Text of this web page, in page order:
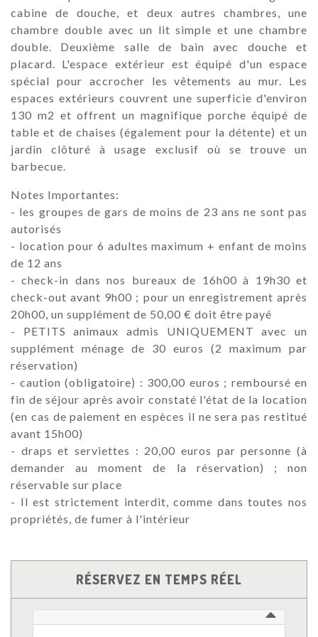
cabine de douche, et deux autres chambres, une
chambre double avec un lit simple et une chambre
double. Deuxième salle de bain avec douche et
placard. L'espace extérieur est équipé d'un espace
spécial pour accrocher les vêtements au mur. Les
espaces extérieurs couvrent une superficie d'environ
130 m2 et offrent un magnifique porche équipé de
table et de chaises (également pour la détente) et un
jardin clôturé à usage exclusif où se trouve un
barbecue.
Notes Importantes:
- les groupes de gars de moins de 23 ans ne sont pas
autorisés
- location pour 6 adultes maximum + enfant de moins
de 12 ans
- check-in dans nos bureaux de 16h00 à 19h30 et
check-out avant 9h00 ; pour un enregistrement après
20h00, un supplément de 50,00 € doit être payé
- PETITS animaux admis UNIQUEMENT avec un
supplément ménage de 30 euros (2 maximum par
réservation)
- caution (obligatoire) : 300,00 euros ; remboursé en
fin de séjour après avoir constaté l'état de la location
(en cas de paiement en espèces il ne sera pas restitué
avant 15h00)
- draps et serviettes : 20,00 euros par personne (à
demander au moment de la réservation) ; non
réservable sur place
- Il est strictement interdit, comme dans toutes nos
propriétés, de fumer à l'intérieur
RÉSERVEZ EN TEMPS RÉEL